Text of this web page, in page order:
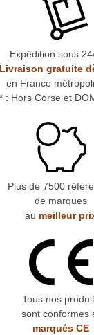
Expédition sous
Livraison gratuite
en France
: Hors Corse et
Plus de 7500
de marques
au meilleur
Tous nos
sont conformes
marqués CE